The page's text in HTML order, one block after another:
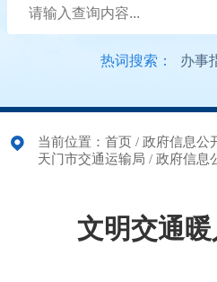
热词搜索： 办事
当前位置： 首页 / 政府信息公
天门市交通运输局 / 政府信息
文明交通